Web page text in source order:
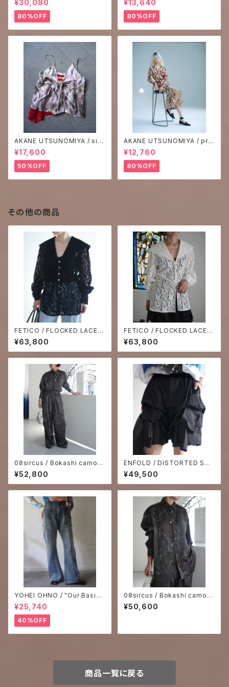
¥30,080
80%OFF
¥13,640
80%OFF
AKANE UTSUNOMIYA / silk
print camisole
¥17,600
50%OFF
AKANE UTSUNOMIYA / prin
t one-piece
¥12,760
80%OFF
その他の商品
FETICO / FLOCKED LACE S
AILOR COLLAR BLOUSE -B
LACK-
¥63,800
FETICO / FLOCKED LACE S
AILOR COLLAR BLOUSE -O
FF WHITE-
¥63,800
08sircus / Bokashi camouf
lage vintage satin pants
¥52,800
ENFOLD / DISTORTED SHA
PE SHORT-PANTS
¥49,500
YOHEI OHNO / "Our Basic"
Washed Denim
¥25,740
40%OFF
08sircus / Bokashi camouf
lage vintage satin shirt
¥50,600
商品一覧に戻る